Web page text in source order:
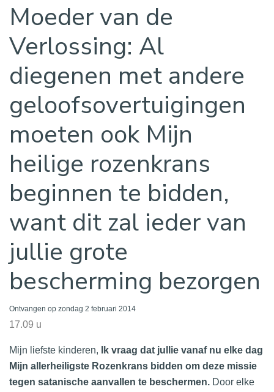
Moeder van de
Verlossing: Al
diegenen met andere
geloofsovertuigingen
moeten ook Mijn
heilige rozenkrans
beginnen te bidden,
want dit zal ieder van
jullie grote
bescherming bezorgen
Ontvangen op zondag 2 februari 2014
17.09 u
Mijn liefste kinderen,
Ik vraag dat jullie vanaf nu elke dag
Mijn allerheiligste Rozenkrans bidden om deze missie
tegen satanische aanvallen te beschermen. Door elke